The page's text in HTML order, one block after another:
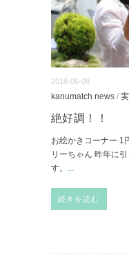
2018-06-09
kanumatch news /
絶好調！！
お絵かきコーナー 1
リーちゃん 昨年に
す。 ...
続きを読む